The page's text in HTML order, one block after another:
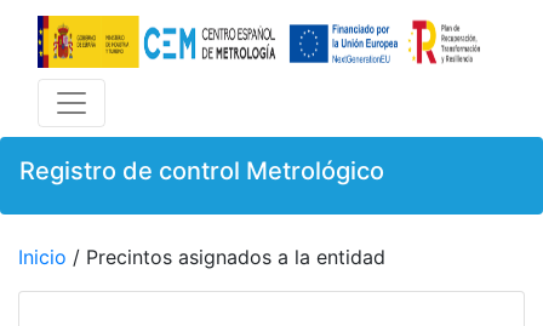
Registro de control Metrológico
Inicio / Precintos asignados a la entidad